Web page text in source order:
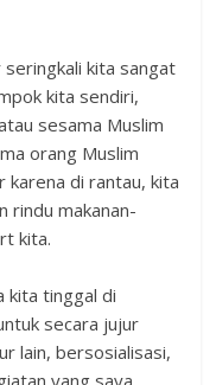
kita sangat
kita sendiri,
sesama Muslim
orang Muslim
karena di rantau, kita
rindu makanan-
kita.
kita tinggal di
secara jujur
lain, bersosialisasi,